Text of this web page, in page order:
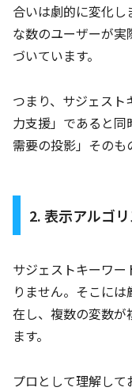
合いは劇的に変化し
な数のユーザーが
づいています。
つまり、サジェス
力支援」であると
需要の投影」そのも
2. 表示アルゴ
サジェストキーワ
りません。そこに
在し、複数の変数
ます。
プロとして理解し